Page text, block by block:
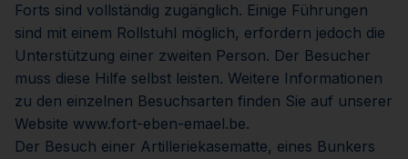
Forts sind vollständig zugänglich. Einige Führungen
sind mit einem Rollstuhl möglich, erfordern jedoch die
Unterstützung einer zweiten Person. Der Besucher
muss diese Hilfe selbst leisten. Weitere Informationen
zu den einzelnen Besuchsarten finden Sie auf unserer
Website www.fort-eben-emael.be.
Der Besuch einer Artilleriekasematte, eines Bunkers